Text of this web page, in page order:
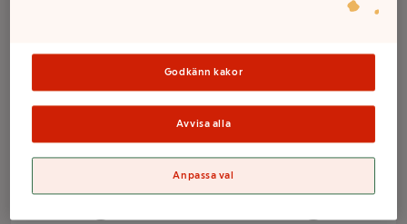
Bredbart pålägg
Soltorkad tomat
125g Lönneberga
Godkänn kakor
Avvisa alla
Anpassa val